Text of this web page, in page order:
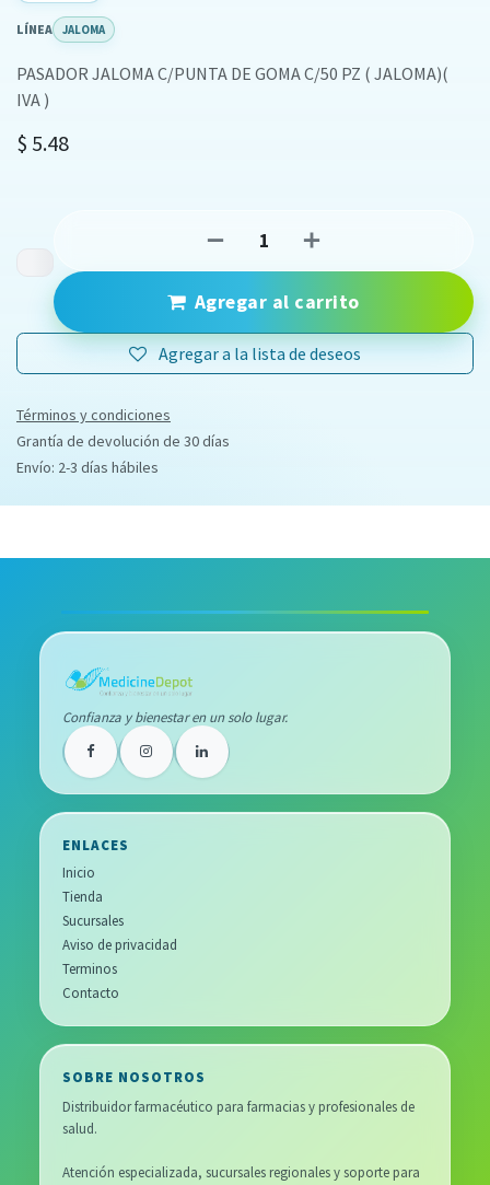
LÍNEA JALOMA
PASADOR JALOMA C/PUNTA DE GOMA C/50 PZ ( JALOMA)(
IVA )
$ 5.48
Agregar al carrito
Agregar a la lista de deseos
Términos y condiciones
Grantía de devolución de 30 días
Envío: 2-3 días hábiles
Confianza y bienestar en un solo lugar.
ENLACES
Inicio
Tienda
Sucursales
Aviso de privacidad
Terminos
Contacto
SOBRE NOSOTROS
Distribuidor farmacéutico para farmacias y profesionales de
salud.
Atención especializada, sucursales regionales y soporte para